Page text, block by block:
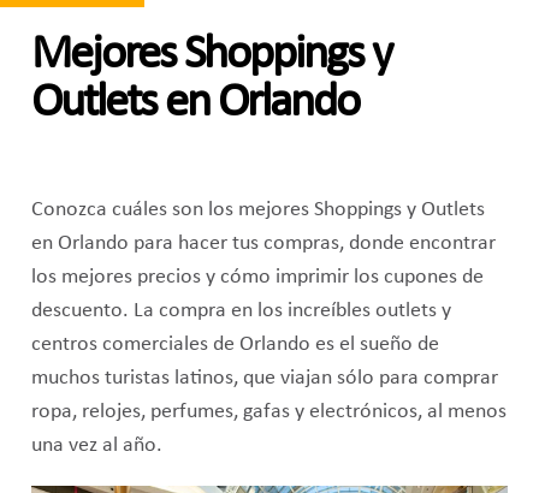
Mejores Shoppings y
Outlets en Orlando
Conozca cuáles son los mejores Shoppings y Outlets
en Orlando para hacer tus compras, donde encontrar
los mejores precios y cómo imprimir los cupones de
descuento. La compra en los increíbles outlets y
centros comerciales de Orlando es el sueño de
muchos turistas latinos, que viajan sólo para comprar
ropa, relojes, perfumes, gafas y electrónicos, al menos
una vez al año.